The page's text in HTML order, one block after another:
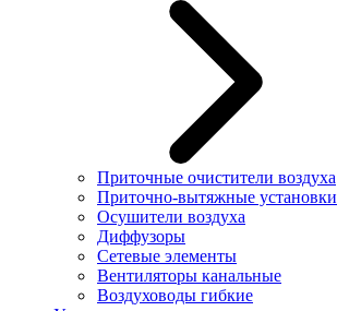
Приточные очистители воздуха
Приточно-вытяжные установки
Осушители воздуха
Диффузоры
Сетевые элементы
Вентиляторы канальные
Воздуховоды гибкие